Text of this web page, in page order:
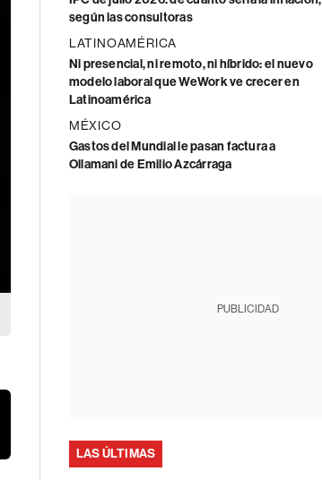
según las consultoras
LATINOAMÉRICA
Ni presencial, ni remoto, ni híbrido: el nuevo
modelo laboral que WeWork ve crecer en
Latinoamérica
MÉXICO
Gastos del Mundial le pasan factura a
Ollamani de Emilio Azcárraga
PUBLICIDAD
LAS ÚLTIMAS